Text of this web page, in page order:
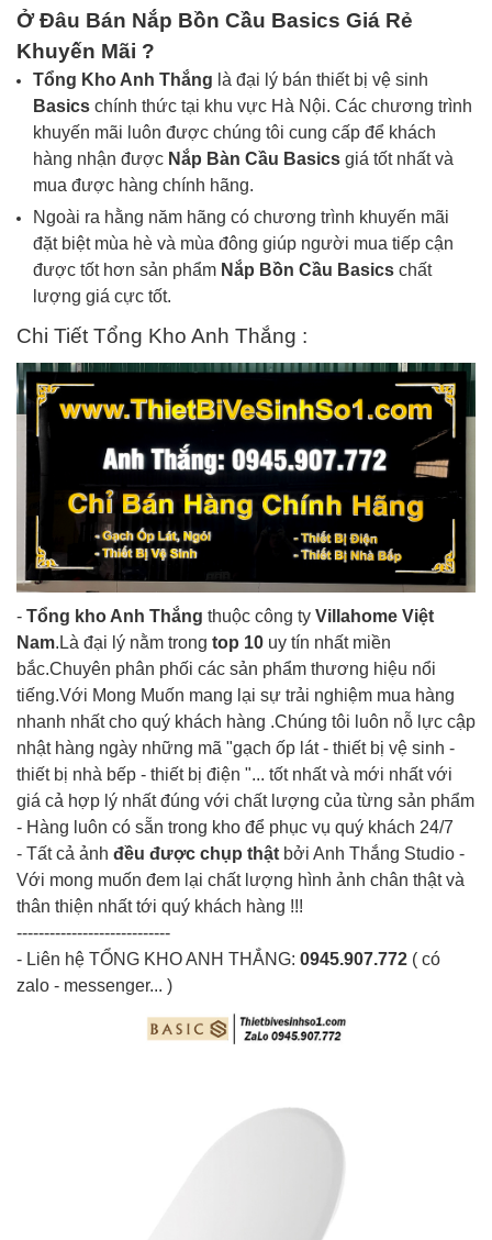
Ở Đâu Bán Nắp Bồn Cầu Basics Giá Rẻ
Khuyến Mãi ?
Tổng Kho Anh Thắng là đại lý bán thiết bị vệ sinh
Basics chính thức tại khu vực Hà Nội. Các chương trình
khuyến mãi luôn được chúng tôi cung cấp để khách
hàng nhận được Nắp Bàn Cầu Basics giá tốt nhất và
mua được hàng chính hãng.
Ngoài ra hằng năm hãng có chương trình khuyến mãi
đặt biệt mùa hè và mùa đông giúp người mua tiếp cận
được tốt hơn sản phẩm Nắp Bồn Cầu Basics chất
lượng giá cực tốt.
Chi Tiết Tổng Kho Anh Thắng :
- Tổng kho Anh Thắng thuộc công ty Villahome Việt
Nam.Là đại lý nằm trong top 10 uy tín nhất miền
bắc.Chuyên phân phối các sản phẩm thương hiệu nổi
tiếng.Với Mong Muốn mang lại sự trải nghiệm mua hàng
nhanh nhất cho quý khách hàng .Chúng tôi luôn nỗ lực cập
nhật hàng ngày những mã "gạch ốp lát - thiết bị vệ sinh -
thiết bị nhà bếp - thiết bị điện "... tốt nhất và mới nhất với
giá cả hợp lý nhất đúng với chất lượng của từng sản phẩm
- Hàng luôn có sẵn trong kho để phục vụ quý khách 24/7
- Tất cả ảnh đều được chụp thật bởi Anh Thắng Studio -
Với mong muốn đem lại chất lượng hình ảnh chân thật và
thân thiện nhất tới quý khách hàng !!!
----------------------------
- Liên hệ TỔNG KHO ANH THẮNG: 0945.907.772 ( có
zalo - messenger... )